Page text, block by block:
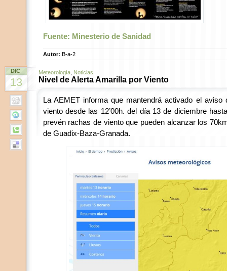
Fuente: Minesterio de Sanidad
Autor: B-a-2
DIC
13
Meteorología, Noticias
Nivel de Alerta Amarilla por Viento
La AEMET informa que mantendrá activado el aviso
viento desde las 12’00h. del día 13 de diciembre
prevén rachas de viento que pueden alcanzar los
de Guadix-Baza-Granada.